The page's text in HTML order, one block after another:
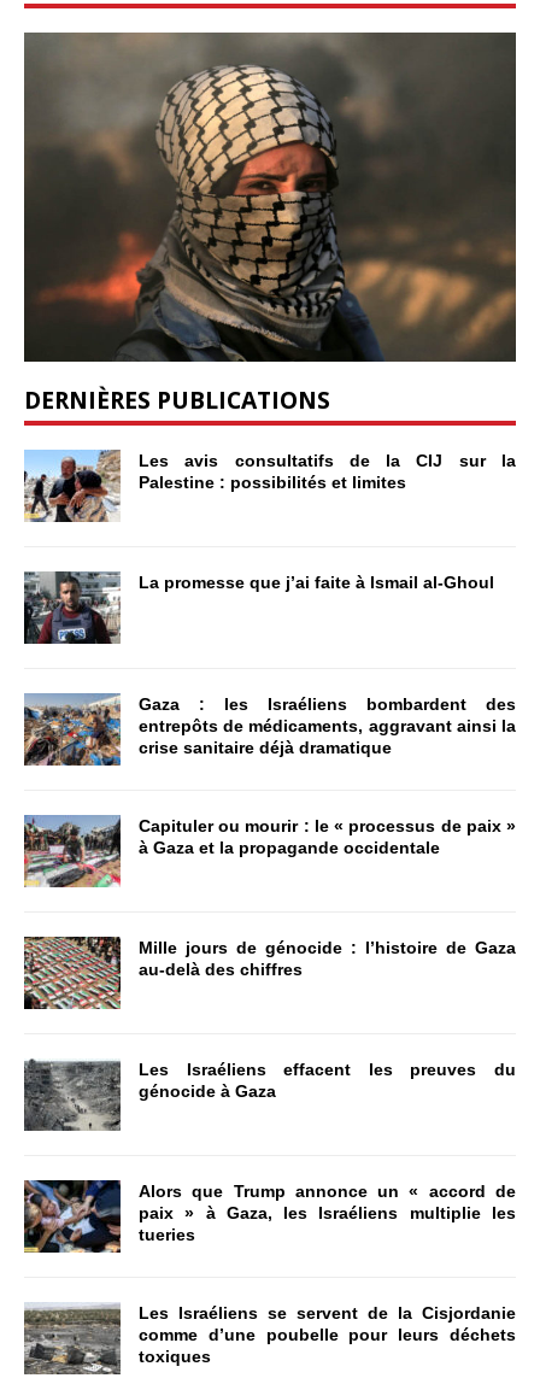
DERNIÈRES PUBLICATIONS
Les avis consultatifs de la CIJ sur la
Palestine : possibilités et limites
La promesse que j’ai faite à Ismail al-Ghoul
Gaza : les Israéliens bombardent des
entrepôts de médicaments, aggravant ainsi la
crise sanitaire déjà dramatique
Capituler ou mourir : le « processus de paix »
à Gaza et la propagande occidentale
Mille jours de génocide : l’histoire de Gaza
au-delà des chiffres
Les Israéliens effacent les preuves du
génocide à Gaza
Alors que Trump annonce un « accord de
paix » à Gaza, les Israéliens multiplie les
tueries
Les Israéliens se servent de la Cisjordanie
comme d’une poubelle pour leurs déchets
toxiques